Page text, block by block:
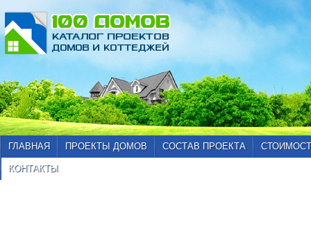
ГЛАВНАЯ ПРОЕКТЫ ДОМОВ СОСТАВ ПРОЕКТА
КОНТАКТЫ